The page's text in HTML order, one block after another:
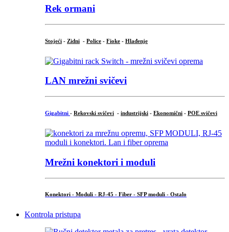
Rek ormani
Stojeći - Zidni - Police - Fioke - Hlađenje
LAN mrežni svičevi
Gigabitni - Rekovski svičevi - industrijski - Ekonomični - POE svičevi
Mrežni konektori i moduli
Konektori - Moduli - RJ-45 - Fiber - SFP moduli - Ostalo
Kontrola pristupa